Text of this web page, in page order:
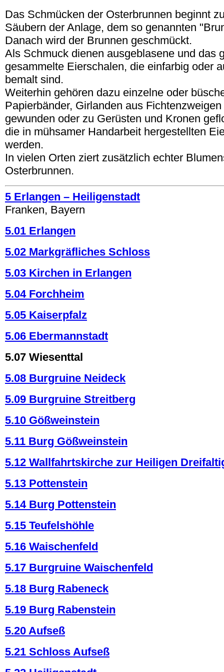
Das Schmücken der Osterbrunnen beginnt
Säubern der Anlage, dem so genannten
Danach wird der Brunnen geschmückt.
Als Schmuck dienen ausgeblasene und das
gesammelte Eierschalen, die einfarbig oder
bemalt sind.
Weiterhin gehören dazu einzelne oder
Papierbänder, Girlanden aus
gewunden oder zu Gerüsten und Kronen
die in mühsamer Handarbeit hergestellten
werden.
In vielen Orten ziert zusätzlich echter
Osterbrunnen.
5 Erlangen – Heiligenstadt
Franken, Bayern
5.01 Erlangen
5.02 Markgräfliches Schloss
5.03 Kirchen in Erlangen
5.04 Forchheim
5.05 Kaiserpfalz
5.06 Ebermannstadt
5.07 Wiesenttal
5.08 Burgruine Neideck
5.09 Burgruine Streitberg
5.10 Gößweinstein
5.11 Burg Gößweinstein
5.12 Wallfahrtskirche zur Heiligen
5.13 Pottenstein
5.14 Burg Pottenstein
5.15 Teufelshöhle
5.16 Waischenfeld
5.17 Burgruine Waischenfeld
5.18 Burg Rabeneck
5.19 Burg Rabenstein
5.20 Aufseß
5.21 Schloss Aufseß